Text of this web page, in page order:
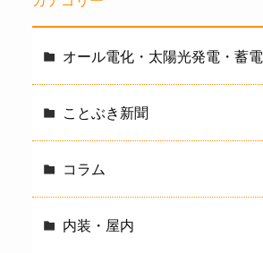
オール電化・太陽光発電・蓄
ことぶき新聞
コラム
内装・屋内